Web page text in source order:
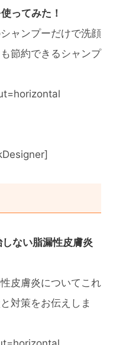
ってみた！
ャンプーだけで洗顔
節約できるシャンプ
ない脂漏性皮膚炎
皮膚炎についてこれ
対策をお伝えしま